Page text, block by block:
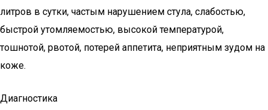
литров в сутки, частым нарушением стула, слабостью,
быстрой утомляемостью, высокой температурой,
тошнотой, рвотой, потерей аппетита, неприятным зудом на
коже.
Диагностика